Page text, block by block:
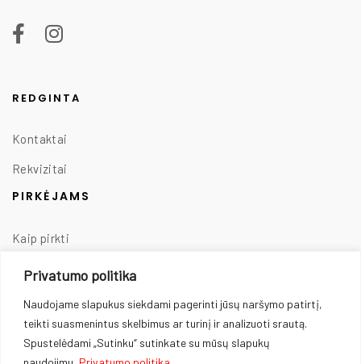
Privatumo politika
Naudojame slapukus siekdami pagerinti jūsų naršymo patirtį,
teikti suasmenintus skelbimus ar turinį ir analizuoti srautą.
Spustelėdami „Sutinku“ sutinkate su mūsų slapukų
REDGINTA
Kontaktai
Rekvizitai
PIRKĖJAMS
Kaip pirkti
Taisyklės
Prekių pristatymas
Prekių grąžinimas
Privatumo politika